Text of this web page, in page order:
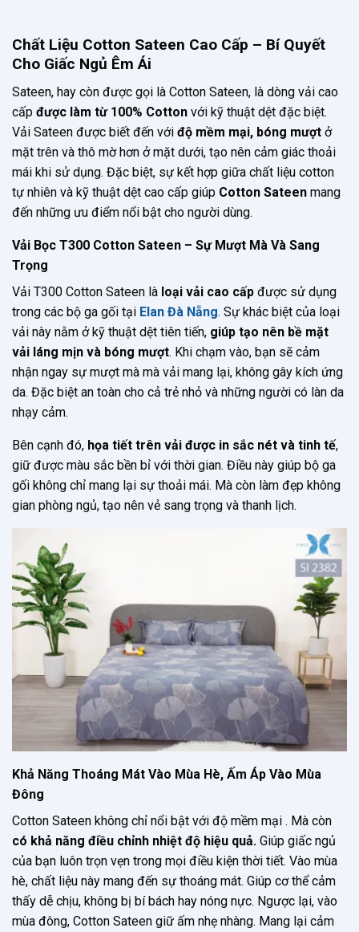
Chất Liệu Cotton Sateen Cao Cấp – Bí Quyết
Cho Giấc Ngủ Êm Ái
Sateen, hay còn được gọi là Cotton Sateen, là dòng vải cao
cấp được làm từ 100% Cotton với kỹ thuật dệt đặc biệt.
Vải Sateen được biết đến với độ mềm mại, bóng mượt ở
mặt trên và thô mờ hơn ở mặt dưới, tạo nên cảm giác thoải
mái khi sử dụng. Đặc biệt, sự kết hợp giữa chất liệu cotton
tự nhiên và kỹ thuật dệt cao cấp giúp Cotton Sateen mang
đến những ưu điểm nổi bật cho người dùng.
Vải Bọc T300 Cotton Sateen – Sự Mượt Mà Và Sang
Trọng
Vải T300 Cotton Sateen là loại vải cao cấp được sử dụng
trong các bộ ga gối tại Elan Đà Nẵng. Sự khác biệt của loại
vải này nằm ở kỹ thuật dệt tiên tiến, giúp tạo nên bề mặt
vải láng mịn và bóng mượt. Khi chạm vào, bạn sẽ cảm
nhận ngay sự mượt mà mà vải mang lại, không gây kích ứng
da. Đặc biệt an toàn cho cả trẻ nhỏ và những người có làn da
nhạy cảm.
Bên cạnh đó, họa tiết trên vải được in sắc nét và tinh tế,
giữ được màu sắc bền bỉ với thời gian. Điều này giúp bộ ga
gối không chỉ mang lại sự thoải mái. Mà còn làm đẹp không
gian phòng ngủ, tạo nên vẻ sang trọng và thanh lịch.
Khả Năng Thoáng Mát Vào Mùa Hè, Ấm Áp Vào Mùa
Đông
Cotton Sateen không chỉ nổi bật với độ mềm mại . Mà còn
có khả năng điều chỉnh nhiệt độ hiệu quả. Giúp giấc ngủ
của bạn luôn trọn vẹn trong mọi điều kiện thời tiết. Vào mùa
hè, chất liệu này mang đến sự thoáng mát. Giúp cơ thể cảm
thấy dễ chịu, không bị bí bách hay nóng nực. Ngược lại, vào
mùa đông, Cotton Sateen giữ ấm nhẹ nhàng. Mang lại cảm